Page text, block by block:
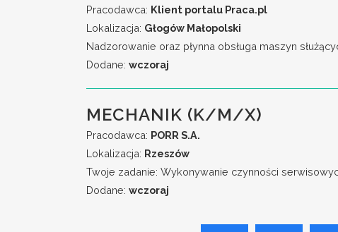
Pracodawca: Klient portalu Praca.pl
Lokalizacja: Głogów Małopolski
Nadzorowanie oraz płynna obsługa maszyn
Dodane: wczoraj
MECHANIK (K/M/X)
Pracodawca: PORR S.A.
Lokalizacja: Rzeszów
Twoje zadanie: Wykonywanie czynności
Dodane: wczoraj